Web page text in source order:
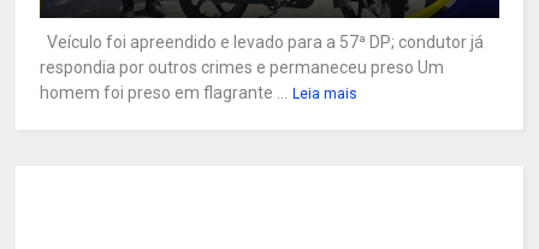
Veículo foi apreendido e levado para a 57ª DP; condutor já
respondia por outros crimes e permaneceu preso Um
homem foi preso em flagrante ...
Leia mais